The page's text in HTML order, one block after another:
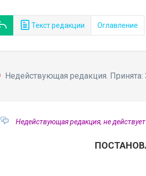
Текст редакции Оглавление
Недействующая редакция. Принята:
Недействующая редакция, не